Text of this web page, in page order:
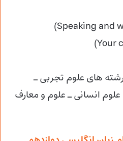
های علوم تجربی ـ
انسانی ـ علوم و معارف